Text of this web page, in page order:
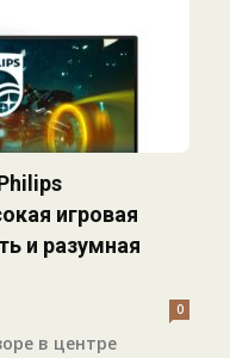
игровая
и разумная
0
в центре